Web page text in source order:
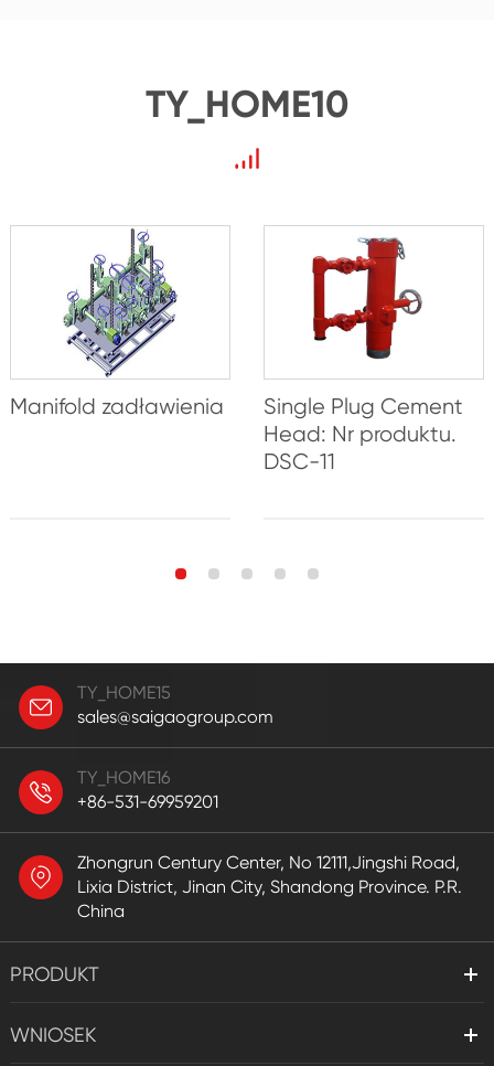
TY_HOME10
Manifold zadławienia
Single Plug Cement
Head: Nr produktu.
DSC-11
TY_HOME15
sales@saigaogroup.com
TY_HOME16
+86-531-69959201
Zhongrun Century Center, No 12111,Jingshi Road,
Lixia District, Jinan City, Shandong Province. P.R.
China
PRODUKT
WNIOSEK